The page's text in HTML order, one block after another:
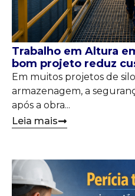
Trabalho em Altura
bom projeto reduz
Em muitos projetos de
armazenagem, a
após a obra...
Leia mais